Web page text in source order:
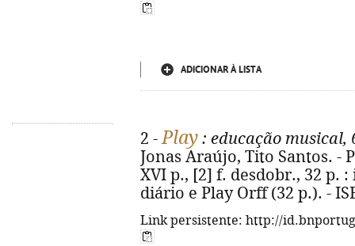
ADICIONAR À LISTA
2 -Play : educação musical,
Jonas Araújo, Tito Santos. -
XVI p., [2] f. desdobr., 32 p.
diário e Play Orff (32 p.). -
Link persistente: http://